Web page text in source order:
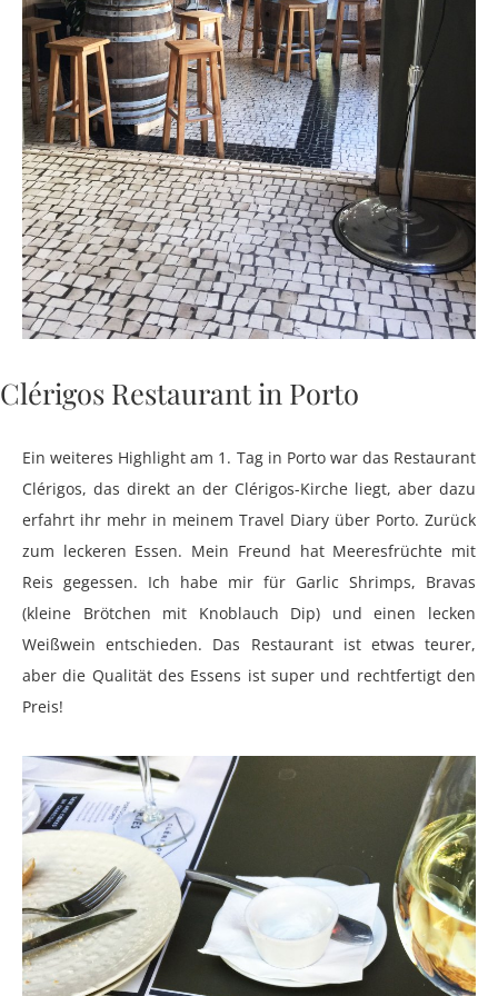
Clérigos Restaurant in Porto
Ein weiteres Highlight am 1. Tag in Porto war das Restaurant
Clérigos, das direkt an der Clérigos-Kirche liegt, aber dazu
erfahrt ihr mehr in meinem Travel Diary über Porto. Zurück
zum leckeren Essen. Mein Freund hat Meeresfrüchte mit
Reis gegessen. Ich habe mir für Garlic Shrimps, Bravas
(kleine Brötchen mit Knoblauch Dip) und einen lecken
Weißwein entschieden. Das Restaurant ist etwas teurer,
aber die Qualität des Essens ist super und rechtfertigt den
Preis!